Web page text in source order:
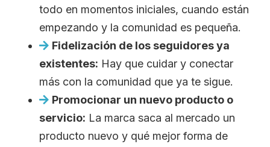
todo en momentos iniciales, cuando están
empezando y la comunidad es pequeña.
Fidelización de los seguidores ya
existentes: Hay que cuidar y conectar
más con la comunidad que ya te sigue.
Promocionar un nuevo producto o
servicio: La marca saca al mercado un
producto nuevo y qué mejor forma de